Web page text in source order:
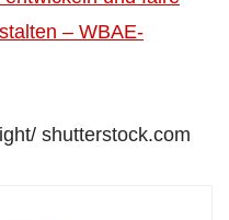
– WBAE-
shutterstock.com